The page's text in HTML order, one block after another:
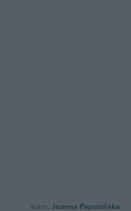
autor: Joanna Papuzińska